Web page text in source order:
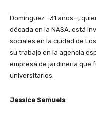
Domínguez –31 años—,
década en la NASA, está
sociales en la ciudad de
su trabajo en la agencia
empresa de jardinería que
universitarios.
Jessica Samuels